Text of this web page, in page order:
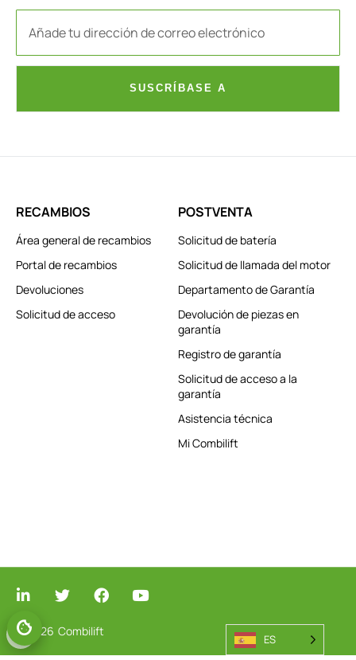
SUSCRÍBASE A
RECAMBIOS
Área general de recambios
Portal de recambios
Devoluciones
Solicitud de acceso
POSTVENTA
Solicitud de batería
Solicitud de llamada del motor
Departamento de Garantía
Devolución de piezas en
garantía
Registro de garantía
Solicitud de acceso a la
garantía
Asistencia técnica
Mi Combilift
© 2026 Combilift
ES